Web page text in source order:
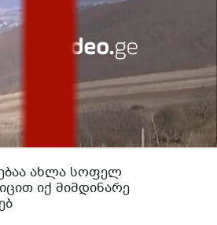
ახლა სოფელ
იქ მიმდინარე